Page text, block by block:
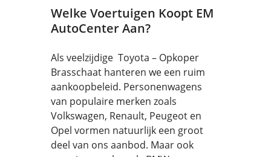
Welke Voertuigen Koopt EM
AutoCenter Aan?
Als veelzijdige Toyota – Opkoper
Brasschaat hanteren we een ruim
aankoopbeleid. Personenwagens
van populaire merken zoals
Volkswagen, Renault, Peugeot en
Opel vormen natuurlijk een groot
deel van ons aanbod. Maar ook